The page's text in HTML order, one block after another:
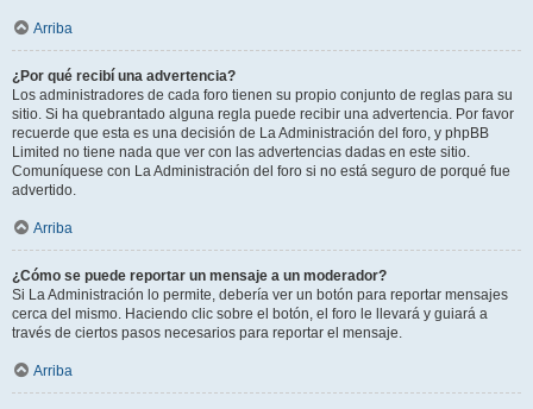
Arriba
¿Por qué recibí una advertencia?
Los administradores de cada foro tienen su propio conjunto de reglas para su
sitio. Si ha quebrantado alguna regla puede recibir una advertencia. Por favor
recuerde que esta es una decisión de La Administración del foro, y phpBB
Limited no tiene nada que ver con las advertencias dadas en este sitio.
Comuníquese con La Administración del foro si no está seguro de porqué fue
advertido.
Arriba
¿Cómo se puede reportar un mensaje a un moderador?
Si La Administración lo permite, debería ver un botón para reportar mensajes
cerca del mismo. Haciendo clic sobre el botón, el foro le llevará y guiará a
través de ciertos pasos necesarios para reportar el mensaje.
Arriba